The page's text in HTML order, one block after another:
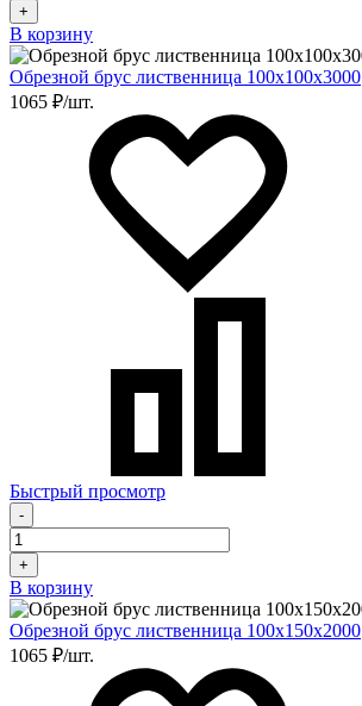
+
В корзину
Обрезной брус лиственница 100х100х3000
1065 ₽/шт.
Быстрый просмотр
-
+
В корзину
Обрезной брус лиственница 100х150х2000
1065 ₽/шт.